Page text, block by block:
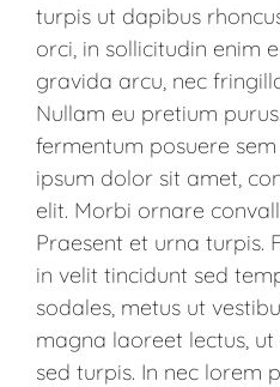
turpis ut dapibus
orci, in sollicitudin enim
gravida arcu, nec
Nullam eu pretium
fermentum posuere
ipsum dolor sit amet,
elit. Morbi ornare
Praesent et urna turpis.
in velit tincidunt sed
sodales, metus ut
magna laoreet lectus,
sed turpis. In nec lorem